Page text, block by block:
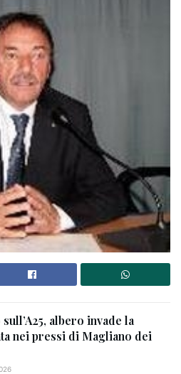
albero invade la
nei pressi di Magliano dei